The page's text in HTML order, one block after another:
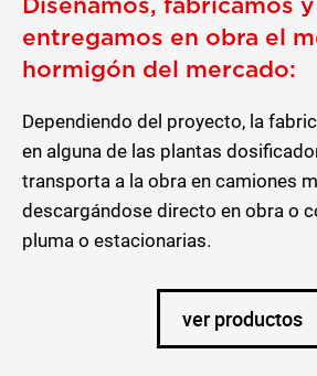
entregamos en obra el
hormigón del mercado:
Dependiendo del proyecto, la
en alguna de las plantas
transporta a la obra en camiones
descargándose directo en obra o
pluma o estacionarias.
ver productos